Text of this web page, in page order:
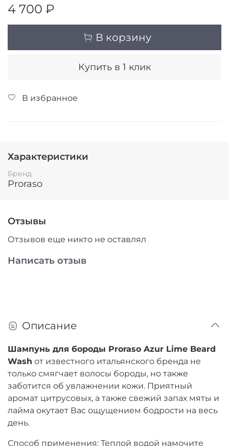
4 700 ₽
В корзину
Купить в 1 клик
В избранное
Характеристики
Бренд
Proraso
Отзывы
Отзывов еще никто не оставлял
Написать отзыв
Описание
Шампунь для бороды Proraso Azur Lime Beard
Wash от известного итальянского бренда не
только смягчает волосы бороды, но также
заботится об увлажнении кожи. Приятный
аромат цитрусовых, а также свежий запах мяты и
лайма окутает Вас ощущением бодрости на весь
день.
Способ применения: Теплой водой намочите